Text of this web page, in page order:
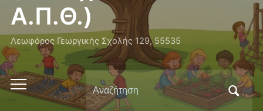
Α.Π.Θ.)
Λεωφόρος Γεωργικής Σχολής 129, 55535
Εναλλαγή
Αναζήτηση
για: